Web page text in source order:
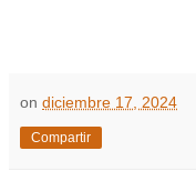
on diciembre 17, 2024
Compartir